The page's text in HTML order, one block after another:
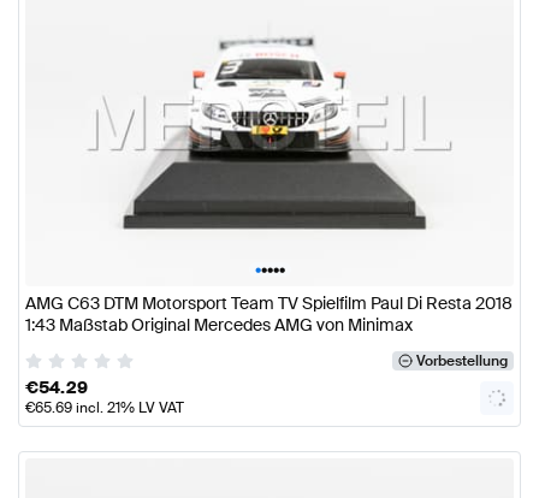
•••••
AMG C63 DTM Motorsport Team TV Spielfilm Paul Di Resta 2018
1:43 Maßstab Original Mercedes AMG von Minimax
Vorbestellung
€54.29
€65.69incl. 21% LV VAT